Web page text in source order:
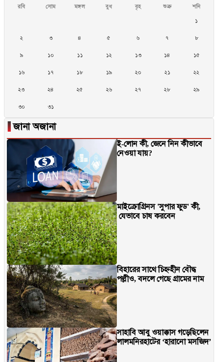
রবি সোম মঙ্গল বুধ বৃহ শুক্র
শনি
১
২ ৩ ৪ ৫ ৬ ৭ ৮
৯ ১০ ১১ ১২ ১৩ ১৪ ১৫
১৬ ১৭ ১৮ ১৯ ২০ ২১ ২২
২৩ ২৪ ২৫ ২৬ ২৭ ২৮ ২৯
৩০ ৩১
▐জানা অজানা
ই-লোন কী, জেনে নিন কীভাবে
নেওয়া যায়?
মাইক্রোগ্রিনস 'সুপার ফুড' কী,
যেভাবে চাষ করবেন
বিহারের সাথে চিহ্নহীন বৌদ্ধ
পল্লীও, বদলে গেছে গ্রামের নাম
সাহাবি আবু ওয়াক্কাস গড়েছিলেন
লালমনিরহাটের ‘হারানো মসজিদ’